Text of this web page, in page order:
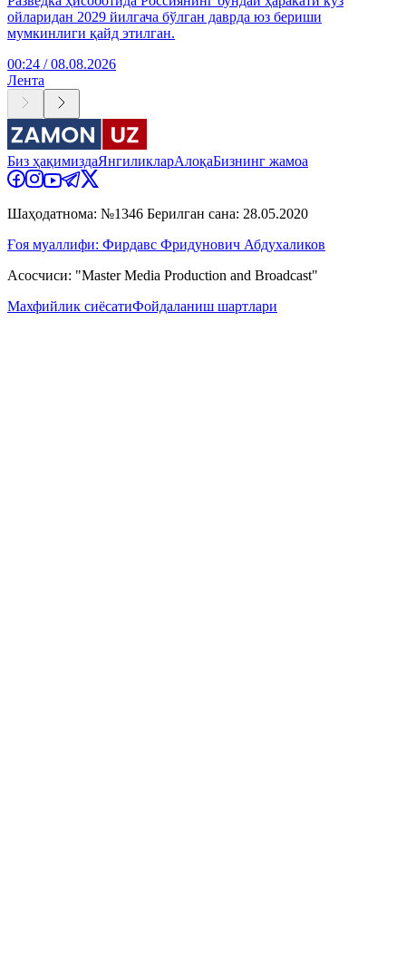
ойларидан 2029 йилгача бўлган даврда юз бериши
мумкинлиги қайд этилган.
00:24 / 08.08.2026
Лента
Биз ҳақимиздаЯнгиликларАлоқаБизнинг жамоа
Шаҳодатнома: №1346 Берилган сана: 28.05.2020
Ғоя муаллифи: Фирдавс Фридунович Абдухаликов
Асосчиси: "Master Media Production and Broadcast"
Махфийлик сиёсатиФойдаланиш шартлари